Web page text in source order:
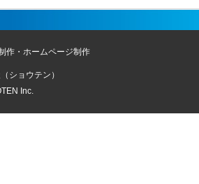
・ホームページ制作
ショウテン）
Inc.